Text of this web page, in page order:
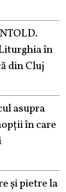
în
din Cluj
asupra
în care
și pietre la